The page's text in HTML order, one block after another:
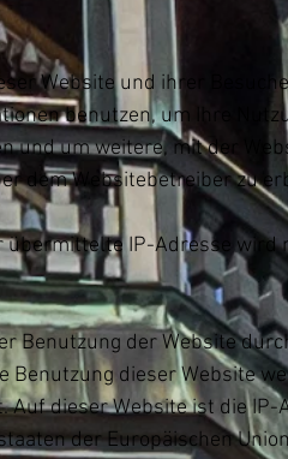
Website und ihrer
benutzen, um Ihre
und um weitere, mit der
dem Websitebetreiber zu
übermittelte IP-Adresse wird
Benutzung der Website
dieser Website
Auf dieser Website ist die
der Europäischen